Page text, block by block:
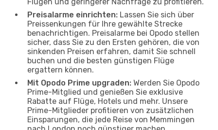
Preisalarme einrichten: Lassen Sie sich über
Preissenkungen für Ihre gewählte Strecke
benachrichtigen. Preisalarme bei Opodo stellen
sicher, dass Sie zu den Ersten gehören, die von
sinkenden Preisen erfahren, damit Sie schnell
buchen und die besten günstigen Flüge
ergattern können.
Mit Opodo Prime upgraden: Werden Sie Opodo
Prime-Mitglied und genießen Sie exklusive
Rabatte auf Flüge, Hotels und mehr. Unsere
Prime-Mitglieder profitieren von zusätzlichen
Einsparungen, die jede Reise von Memmingen